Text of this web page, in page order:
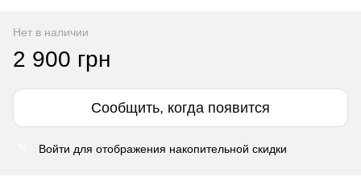
Нет в наличии
2 900 грн
Сообщить, когда появится
Войти для отображения накопительной скидки